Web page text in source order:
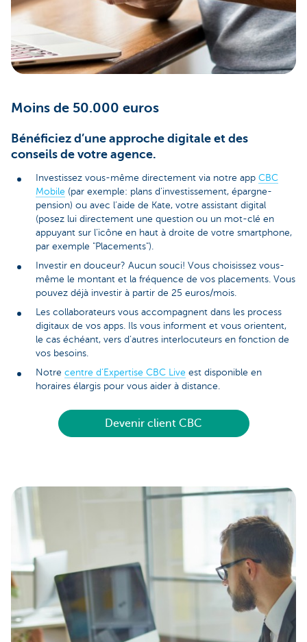
Moins de 50.000 euros
Bénéficiez d’une approche digitale et des
conseils de votre agence.
Investissez vous-même directement via notre app CBC
Mobile (par exemple: plans d’investissement, épargne-
pension) ou avec l’aide de Kate, votre assistant digital
(posez lui directement une question ou un mot-clé en
appuyant sur l’icône en haut à droite de votre smartphone,
par exemple "Placements").
Investir en douceur? Aucun souci! Vous choisissez vous-
même le montant et la fréquence de vos placements. Vous
pouvez déjà investir à partir de 25 euros/mois.
Les collaborateurs vous accompagnent dans les process
digitaux de vos apps. Ils vous informent et vous orientent,
le cas échéant, vers d’autres interlocuteurs en fonction de
vos besoins.
Notre centre d’Expertise CBC Live est disponible en
horaires élargis pour vous aider à distance.
Devenir client CBC